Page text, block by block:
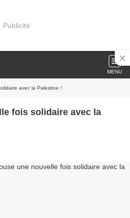
Publicité
MENU
avec la Palestine !
fois solidaire avec la